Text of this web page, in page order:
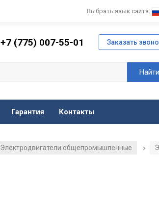
Выбрать язык сайта:
+7 (775) 007-55-01
Гарантия Контакты
Электродвигатели общепромышленные /